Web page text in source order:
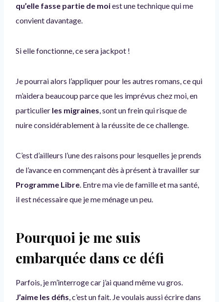
qu’elle fasse partie de moiest une technique qui me
convient davantage.
Si elle fonctionne, ce sera jackpot !
Je pourrai alors l’appliquer pour les autres romans, ce qui
m’aidera beaucoup parce que les imprévus chez moi, en
particulier les migraines, sont un frein qui risque de
nuire considérablement à la réussite de ce challenge.
C’est d’ailleurs l’une des raisons pour lesquelles je prends
de l’avance en commençant dès à présent à travailler sur
Programme Libre. Entre ma vie de famille et ma santé,
il est nécessaire que je me ménage un peu.
Pourquoi je me suis
embarquée dans ce défi
Parfois, je m’interroge car j’ai quand même vu gros.
J’aime les défis, c’est un fait. Je voulais aussi écrire dans